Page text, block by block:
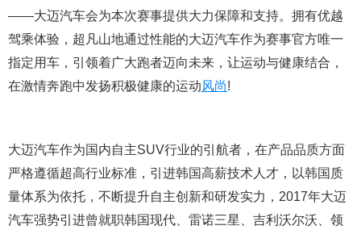
——大迈汽车会为本次赛事提供大力保障和支持。拥有优越
驾乘体验，超凡山地通过性能的大迈汽车作为赛事官方唯一
指定用车，引领着广大跑者迈向未来，让运动与健康结合，
在激情奔跑中发扬积极健康的运动风尚!
大迈汽车作为国内自主SUV行业的引航者，在产品品质方面
严格遵循超高行业标准，引进韩国高薪技术人才，以韩国质
量体系为依托，不断提升自主创新和研发实力，2017年大迈
汽车强势引进曾就职韩国现代、雷诺三星、吉利沃尔沃、领